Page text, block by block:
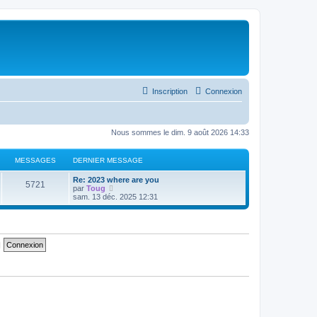
Connexion
Inscription
Nous sommes le dim. 9 août 2026 14:33
MESSAGES DERNIER MESSAGE
5721
Re: 2023 where are you
par Toug
o
n
sam. 13 déc. 2025 12:31